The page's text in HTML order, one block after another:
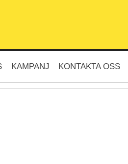
KAMPANJ KONTAKTA OSS